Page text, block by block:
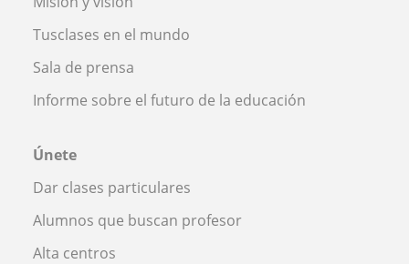
Tusclases en el mundo
Sala de prensa
Informe sobre el futuro de la educación
Únete
Dar clases particulares
Alumnos que buscan profesor
Alta centros